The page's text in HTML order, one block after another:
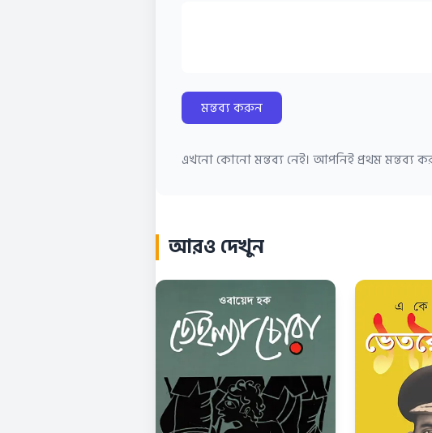
মন্তব্য করুন
এখনো কোনো মন্তব্য নেই। আপনিই প্রথম মন্তব্য
আরও দেখুন